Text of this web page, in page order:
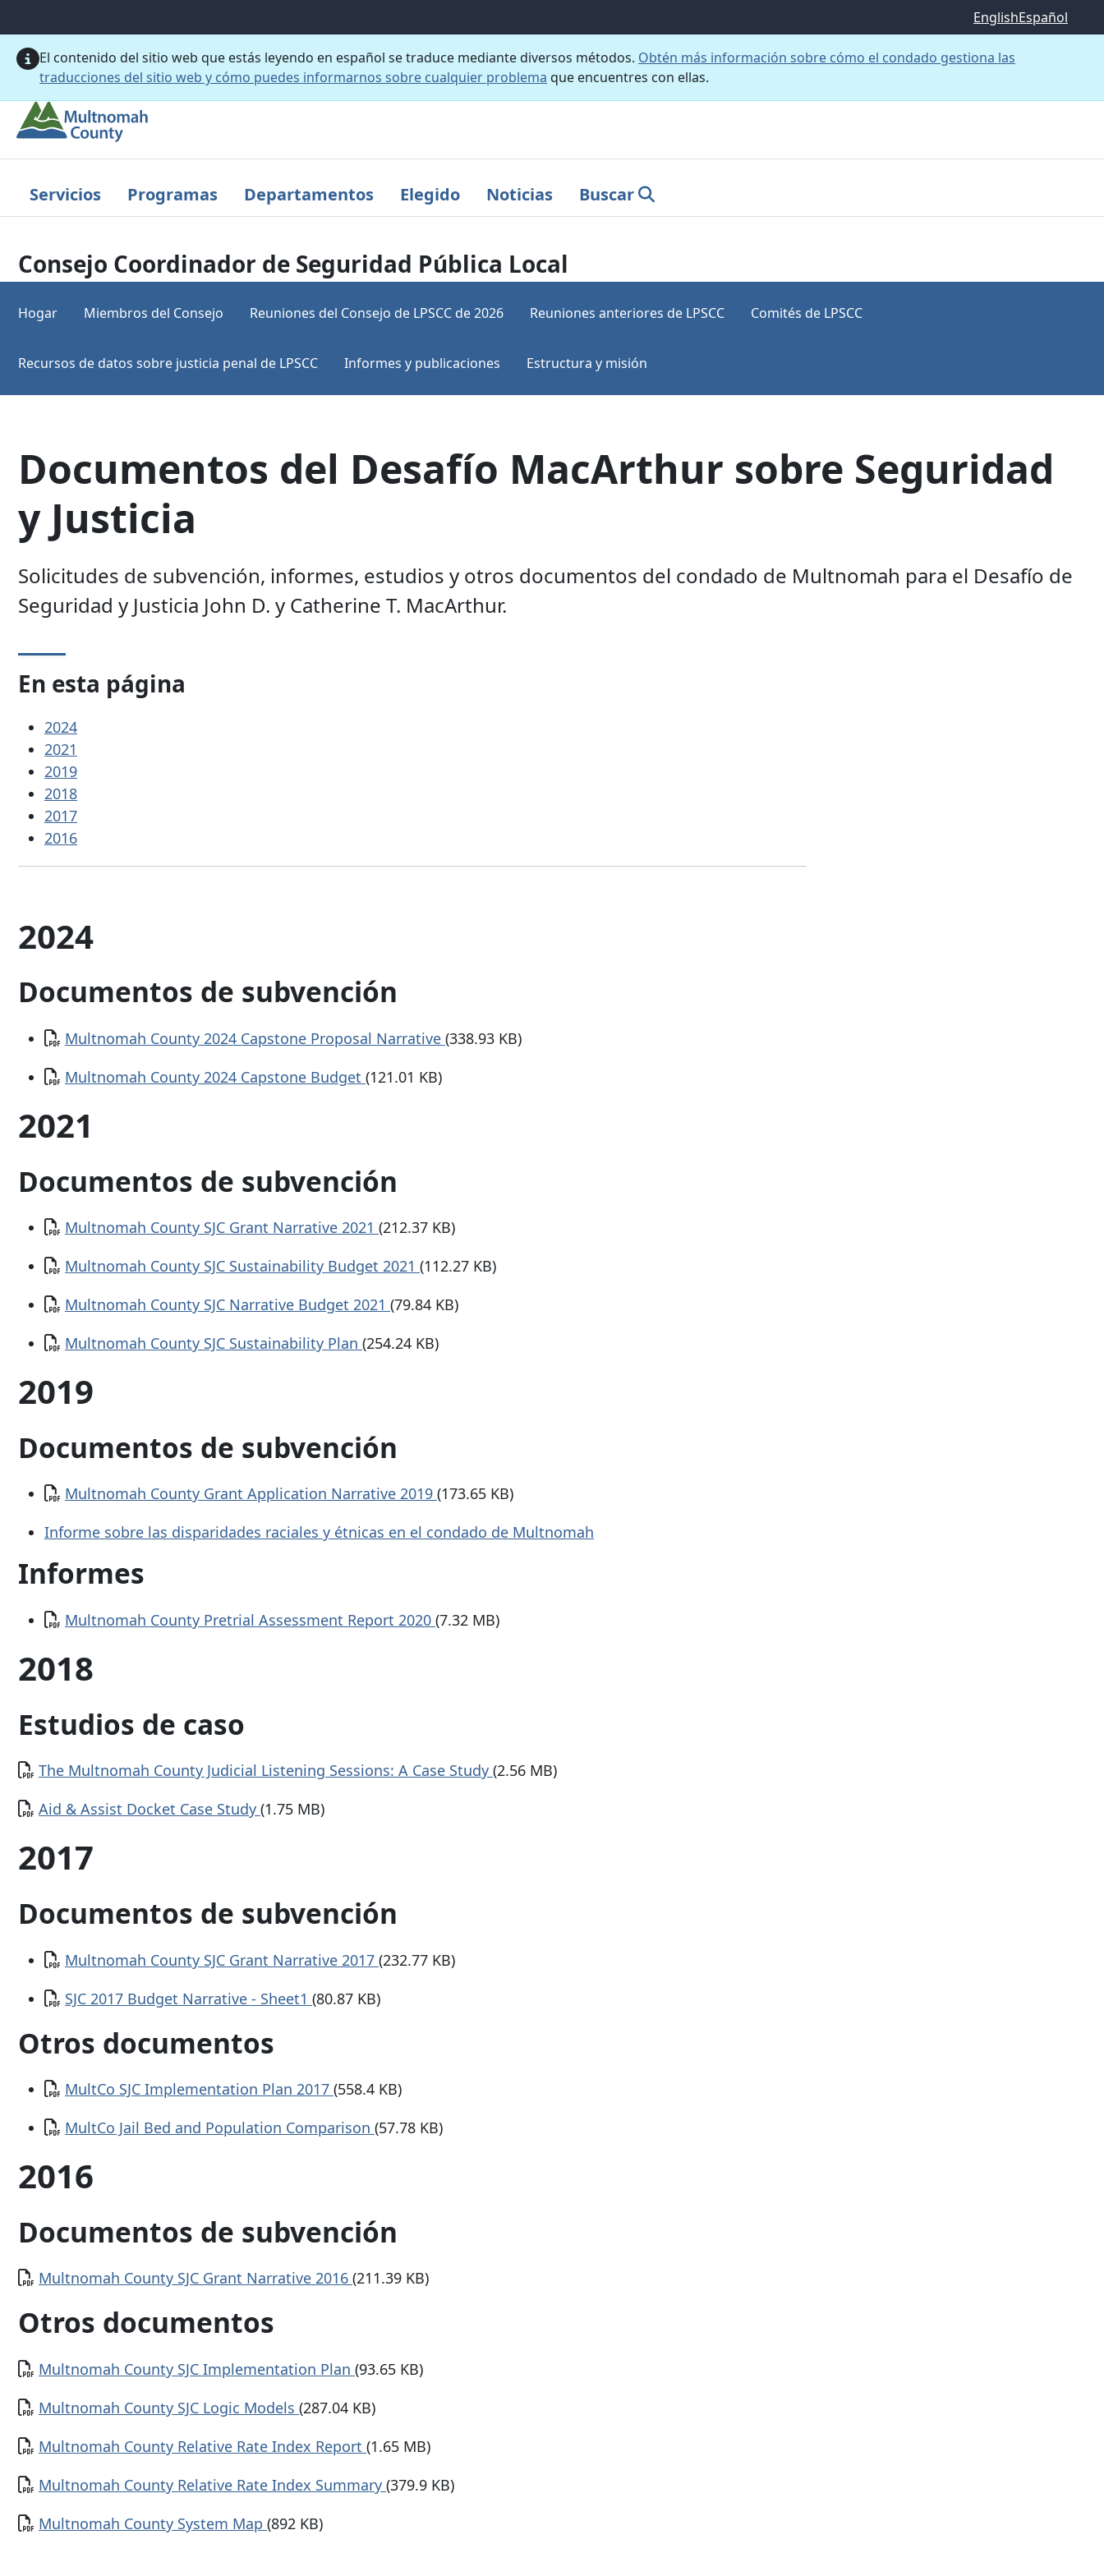
EnglishEspañol
El contenido del sitio web que estás leyendo en español se traduce mediante diversos métodos. Obtén más información sobre cómo el condado gestiona las
traducciones del sitio web y cómo puedes informarnos sobre cualquier problema que encuentres con ellas.
Servicios Programas Departamentos Elegido Noticias Buscar
Consejo Coordinador de Seguridad Pública Local
Hogar Miembros del Consejo Reuniones del Consejo de LPSCC de 2026 Reuniones anteriores de LPSCC Comités de LPSCC
Recursos de datos sobre justicia penal de LPSCC Informes y publicaciones Estructura y misión
Documentos del Desafío MacArthur sobre Seguridad
y Justicia
Solicitudes de subvención, informes, estudios y otros documentos del condado de Multnomah para el Desafío de
Seguridad y Justicia John D. y Catherine T. MacArthur.
En esta página
2024
2021
2019
2018
2017
2016
2024
Documentos de subvención
Documento
Multnomah County 2024 Capstone Proposal Narrative (338.93 KB)
Documento
Multnomah County 2024 Capstone Budget (121.01 KB)
2021
Documentos de subvención
Documento
Multnomah County SJC Grant Narrative 2021 (212.37 KB)
Documento
Multnomah County SJC Sustainability Budget 2021 (112.27 KB)
Documento
Multnomah County SJC Narrative Budget 2021 (79.84 KB)
Documento
Multnomah County SJC Sustainability Plan (254.24 KB)
2019
Documentos de subvención
Documento
Multnomah County Grant Application Narrative 2019 (173.65 KB)
Informe sobre las disparidades raciales y étnicas en el condado de Multnomah
Informes
Documento
Multnomah County Pretrial Assessment Report 2020 (7.32 MB)
2018
Estudios de caso
Documento
The Multnomah County Judicial Listening Sessions: A Case Study (2.56 MB)
Documento
Aid & Assist Docket Case Study (1.75 MB)
2017
Documentos de subvención
Documento
Multnomah County SJC Grant Narrative 2017 (232.77 KB)
Documento
SJC 2017 Budget Narrative - Sheet1 (80.87 KB)
Otros documentos
Documento
MultCo SJC Implementation Plan 2017 (558.4 KB)
Documento
MultCo Jail Bed and Population Comparison (57.78 KB)
2016
Documentos de subvención
Documento
Multnomah County SJC Grant Narrative 2016 (211.39 KB)
Otros documentos
Documento
Multnomah County SJC Implementation Plan (93.65 KB)
Documento
Multnomah County SJC Logic Models (287.04 KB)
Documento
Multnomah County Relative Rate Index Report (1.65 MB)
Documento
Multnomah County Relative Rate Index Summary (379.9 KB)
Documento
Multnomah County System Map (892 KB)